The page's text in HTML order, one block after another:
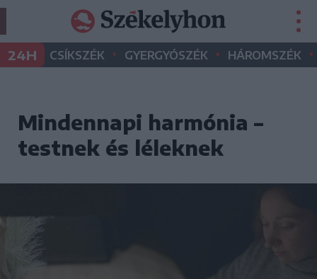
24H CSÍKSZÉK • GYERGYÓSZÉK • HÁROMSZÉK •
Mindennapi harmónia –
testnek és léleknek